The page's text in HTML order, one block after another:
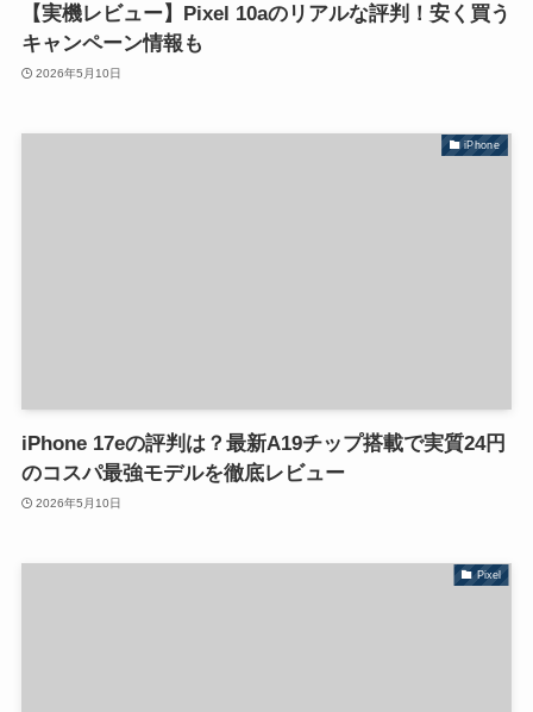
【実機レビュー】Pixel 10aのリアルな評判！安く買う
キャンペーン情報も
2026年5月10日
iPhone
iPhone 17eの評判は？最新A19チップ搭載で実質24円
のコスパ最強モデルを徹底レビュー
2026年5月10日
Pixel